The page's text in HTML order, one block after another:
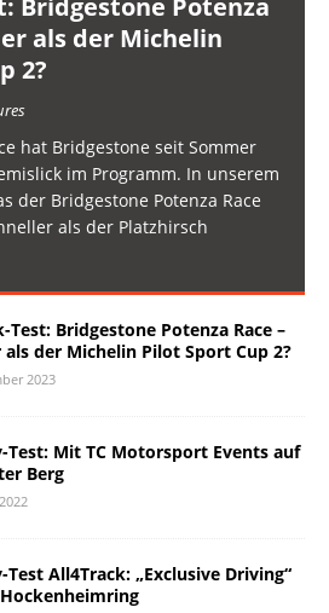
Bridgestone Potenza
als der Michelin
2?
hat Bridgestone seit Sommer
im Programm. In unserem
der Bridgestone Potenza Race
als der Platzhirsch
Test: Bridgestone Potenza Race –
als der Michelin Pilot Sport Cup 2?
2023
Test: Mit TC Motorsport Events auf
Berg
Test All4Track: „Exclusive Driving“